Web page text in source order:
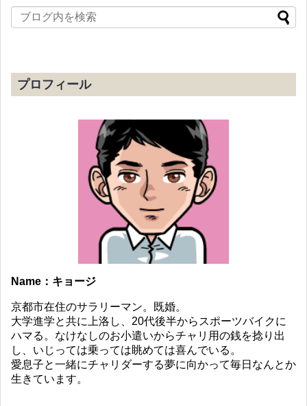
プロフィール
Name：キョージ
京都市在住のサラリーマン。既婚。
大学進学と共に上洛し、20代後半からスポーツバイクに
ハマる。なけなしのお小遣いからチャリ用の銭を捻り出
し、いじっては乗っては眺めては喜んでいる。
愛息子と一緒にチャリダーする夢に向かって毎日なんとか
生きています。